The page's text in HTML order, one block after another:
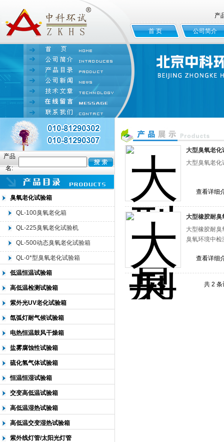
北京中科环试仪器有限公司
产
首 页 公司简介
产品
名:
臭氧老化试验箱
QL-100臭氧老化箱
QL-225臭氧老化试验机
QL-500动态臭氧老化试验箱
QL-0*型臭氧老化试验箱
低温恒温试验箱
高低温检测试验箱
紫外光UV老化试验箱
氙弧灯耐气候试验箱
电热恒温鼓风干燥箱
盐雾腐蚀性试验箱
硫化氢气体试验箱
恒温恒湿试验箱
交变高低温试验箱
高低温湿热试验箱
高低温交变湿热试验箱
紫外线灯管/太阳光灯管
大型臭氧老化
大型臭氧老
查看详细
大型橡胶耐臭
大型橡胶耐
臭氧环境中检
查看详细
共 2